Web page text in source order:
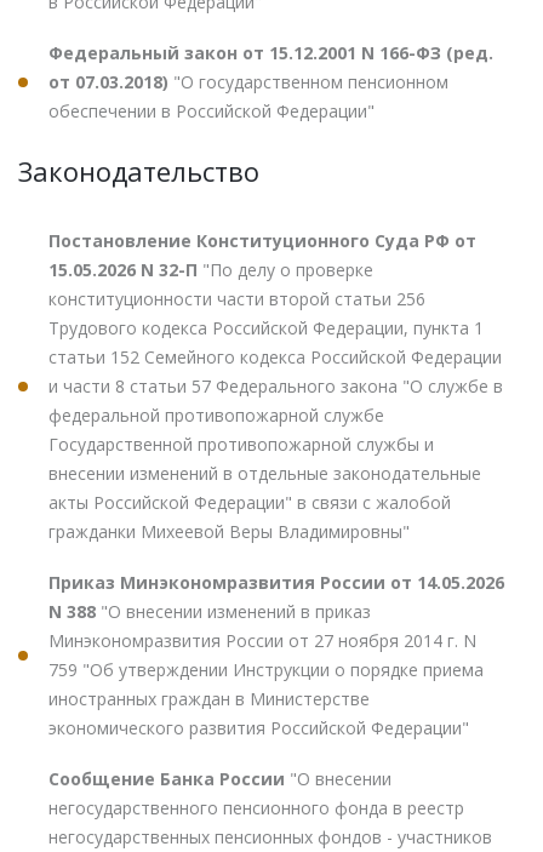
Федеральный закон от 15.12.2001 N 166-ФЗ (ред.
от 07.03.2018) "О государственном пенсионном
обеспечении в Российской Федерации"
Законодательство
Постановление Конституционного Суда РФ от
15.05.2026 N 32-П "По делу о проверке
конституционности части второй статьи 256
Трудового кодекса Российской Федерации, пункта 1
статьи 152 Семейного кодекса Российской Федерации
и части 8 статьи 57 Федерального закона "О службе в
федеральной противопожарной службе
Государственной противопожарной службы и
внесении изменений в отдельные законодательные
акты Российской Федерации" в связи с жалобой
гражданки Михеевой Веры Владимировны"
Приказ Минэкономразвития России от 14.05.2026
N 388 "О внесении изменений в приказ
Минэкономразвития России от 27 ноября 2014 г. N
759 "Об утверждении Инструкции о порядке приема
иностранных граждан в Министерстве
экономического развития Российской Федерации"
Сообщение Банка России "О внесении
негосударственного пенсионного фонда в реестр
негосударственных пенсионных фондов - участников